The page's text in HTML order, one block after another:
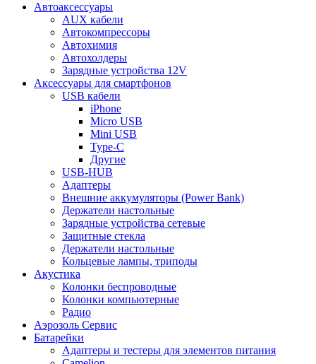
Автоаксессуары
AUX кабели
Автокомпрессоры
Автохимия
Автохолдеры
Зарядные устройства 12V
Аксессуары для смартфонов
USB кабели
iPhone
Micro USB
Mini USB
Type-C
Другие
USB-HUB
Адаптеры
Внешние аккумуляторы (Power Bank)
Держатели настольные
Зарядные устройства сетевые
Защитные стекла
Держатели настольные
Кольцевые лампы, триподы
Акустика
Колонки беспроводные
Колонки компьютерные
Радио
Аэрозоль Сервис
Батарейки
Aдаптеры и тестеры для элементов питания